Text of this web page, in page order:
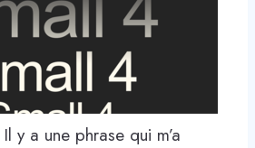
y a une phrase qui m’a